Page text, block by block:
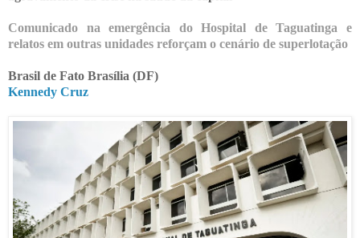
Comunicado na emergência do Hospital de Taguatinga e
relatos em outras unidades reforçam o cenário de superlotação
Brasil de Fato Brasília (DF)
Kennedy Cruz